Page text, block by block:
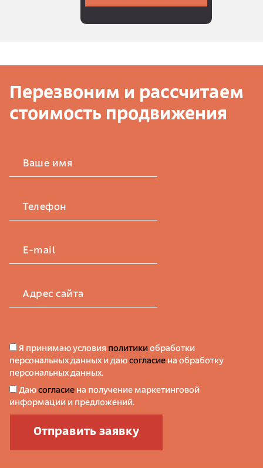
Перезвоним и рассчитаем
стоимость продвижения
Ваше имя
Телефон
E-mail
Адрес сайта
Я принимаю условия политики обработки
персональных данных и даю согласие на обработку
персональных данных.
Даю согласие на получение маркетинговой
информации и предложений.
Отправить заявку